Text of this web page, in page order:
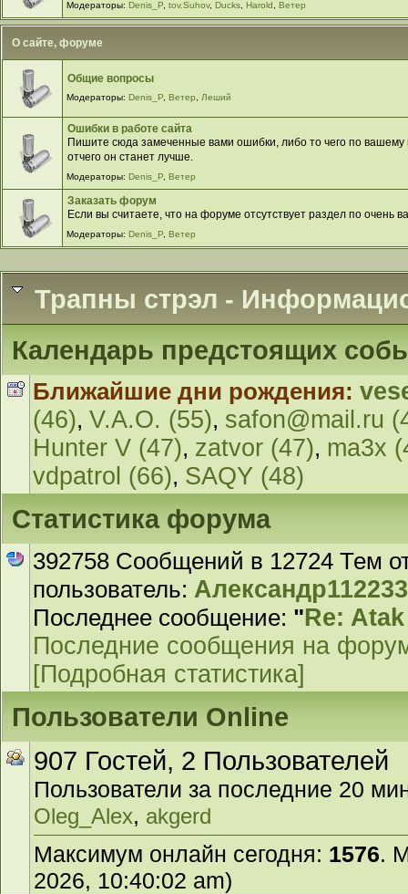
Модераторы: Denis_P, tov.Suhov, Ducks, Harold Ветер
О сайте, форуме
Общие вопросы
Модераторы: Denis_P, Ветер Леший
Ошибки в работе сайта
Пишите сюда замеченные вами ошибки, либо то чего по вашему
отчего он станет лучше.
Модераторы: Denis_P, Ветер
Заказать форум
Если вы считаете, что на форуме отсутствует раздел по очень
Модераторы: Denis_P, Ветер
Трапны стрэл -
Календарь предстоящих
Ближайшие дни рождения:
(46),V.A.O. (55), safon@mail.ru
Hunter V (47), zatvor (47), ma3x
vdpatrol (66), SAQY (48)
Статистика форума
392758 Сообщений в 12724 Тем
пользователь: Александр112233
Последнее сообщение: "Re:
Последние сообщения на
[Подробная статистика]
Пользователи Online
907 Гостей, 2 Пользователей
Пользователи за последние 20
Oleg_Alex, akgerd
Максимум онлайн сегодня: 1576.
2026, 10:40:02 am)